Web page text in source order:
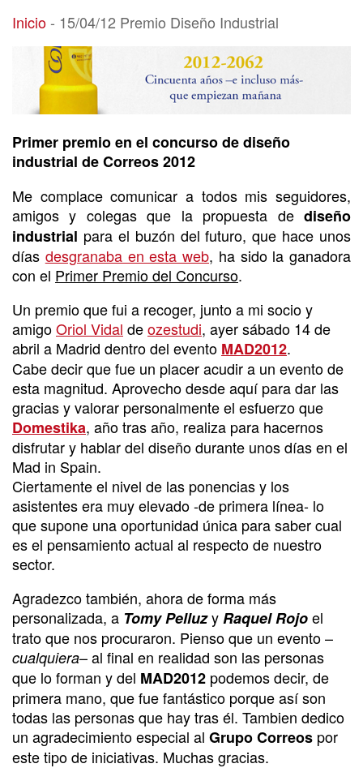
15/04/12 Premio Diseño Industrial
Inicio- 15/04/12 Premio Diseño Industrial
Primer premio en el concurso de diseño
industrial de Correos 2012
Me complace comunicar a todos mis seguidores,
amigos y colegas que la propuesta de diseño
industrial para el buzón del futuro, que hace unos
días desgranaba en esta web, ha sido la ganadora
con el Primer Premio del Concurso.
Un premio que fui a recoger, junto a mi socio y
amigoOriol Vidal deozestudi, ayer sábado 14 de
abril a Madrid dentro del evento MAD2012.
Cabe decir que fue un placer acudir a un evento de
esta magnitud. Aprovecho desde aquí para dar las
gracias y valorar personalmente el esfuerzo que
Domestika, año tras año, realiza para hacernos
disfrutar y hablar del diseño durante unos días en el
Mad in Spain.
Ciertamente el nivel de las ponencias y los
asistentes era muy elevado -de primera línea- lo
que supone una oportunidad única para saber cual
es el pensamiento actual al respecto de nuestro
sector.
Agradezco también, ahora de forma más
personalizada, a Tomy PelluzyRaquel Rojoel
trato que nos procuraron. Pienso que un evento –
cualquiera– al final en realidad son las personas
que lo forman y del MAD2012 podemos decir, de
primera mano, que fue fantástico porque así son
todas las personas que hay tras él. Tambien dedico
un agradecimiento especial al Grupo Correos por
este tipo de iniciativas. Muchas gracias.